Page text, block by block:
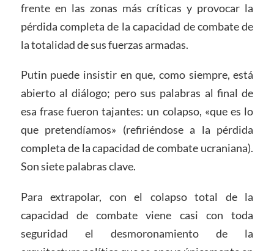
frente en las zonas más críticas y provocar la
pérdida completa de la capacidad de combate de
la totalidad de sus fuerzas armadas.
Putin puede insistir en que, como siempre, está
abierto al diálogo; pero sus palabras al final de
esa frase fueron tajantes: un colapso, «que es lo
que pretendíamos» (refiriéndose a la pérdida
completa de la capacidad de combate ucraniana).
Son siete palabras clave.
Para extrapolar, con el colapso total de la
capacidad de combate viene casi con toda
seguridad el desmoronamiento de la